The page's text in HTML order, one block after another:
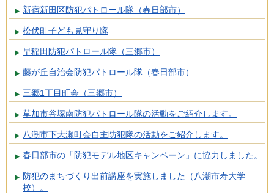
新宿新田区防犯パトロール隊（春日部市）
松伏町子ども見守り隊
早稲田防犯パトロール隊（三郷市）
藤が丘自治会防犯パトロール隊（春日部市）
三郷1丁目町会（三郷市）
草加市谷塚南防犯パトロール隊の活動をご紹介します。
八潮市下大瀬町会自主防犯隊の活動をご紹介します。
春日部市の「防犯モデル地区キャンペーン」に協力しました。
防犯のまちづくり出前講座を実施しました（八潮市寿大学
校）。